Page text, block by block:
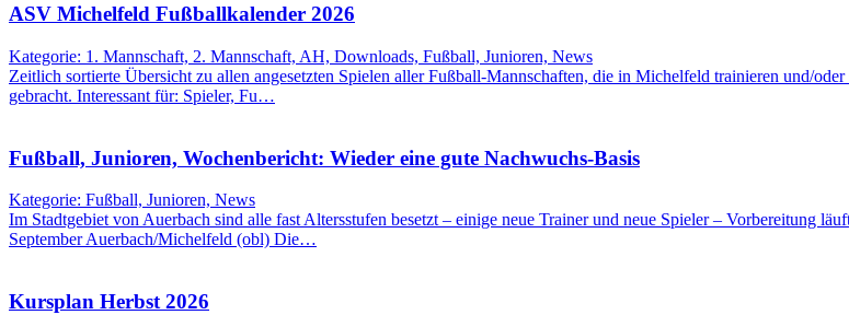
ASV Michelfeld Fußballkalender 2026
Kategorie: 1. Mannschaft, 2. Mannschaft, AH, Downloads, Fußball, Junioren, News
Zeitlich sortierte Übersicht zu allen angesetzten Spielen aller Fußball-Mannschaften, die in Michelfeld trainieren und/
gebracht. Interessant für: Spieler, Fu…
Fußball, Junioren, Wochenbericht: Wieder eine gute Nachwuchs-Basis
Kategorie: Fußball, Junioren, News
Im Stadtgebiet von Auerbach sind alle fast Altersstufen besetzt – einige neue Trainer und neue Spieler – Vorbereitung
September Auerbach/Michelfeld (obl) Die…
Kursplan Herbst 2026